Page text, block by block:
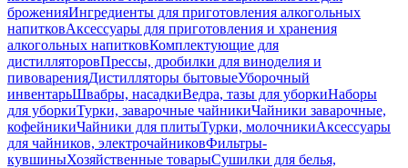
броженияИнгредиенты для приготовления алкогольных
напитковАксессуары для приготовления и хранения
алкогольных напитковКомплектующие для
дистилляторовПрессы, дробилки для виноделия и
пивоваренияДистилляторы бытовыеУборочный
инвентарьШвабры, насадкиВедра, тазы для уборкиНаборы
для уборкиТурки, заварочные чайникиЧайники заварочные,
кофейникиЧайники для плитыТурки, молочникиАксессуары
для чайников, электрочайниковФильтры-
кувшиныХозяйственные товарыСушилки для белья,